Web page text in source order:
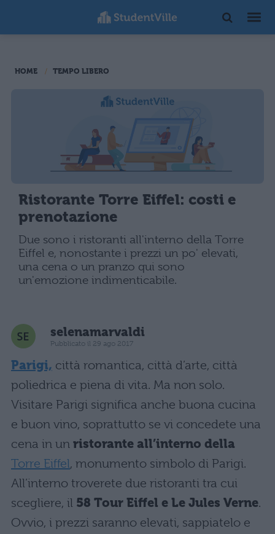
HOME TEMPO LIBERO
Ristorante Torre Eiffel: costi e
prenotazione
Due sono i ristoranti all'interno della Torre
Eiffel e, nonostante i prezzi un po' elevati,
una cena o un pranzo qui sono
un'emozione indimenticabile.
selenamarvaldi
Pubblicato il 29 ago 2017
Parigi, città romantica, città d’arte, città
poliedrica e piena di vita. Ma non solo.
Visitare Parigi significa anche buona cucina
e buon vino, soprattutto se vi concedete una
cena in un ristorante all’interno della
Torre Eiffel, monumento simbolo di Parigi.
All’interno troverete due ristoranti tra cui
scegliere, il 58 Tour Eiffel e Le Jules Verne.
Ovvio, i prezzi saranno elevati, sappiatelo e